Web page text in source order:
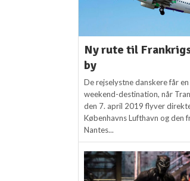
Ny rute til
by
De rejselystne danskere får
weekend-destination, når
den 7. april 2019 flyver
Københavns Lufthavn og den
Nantes...